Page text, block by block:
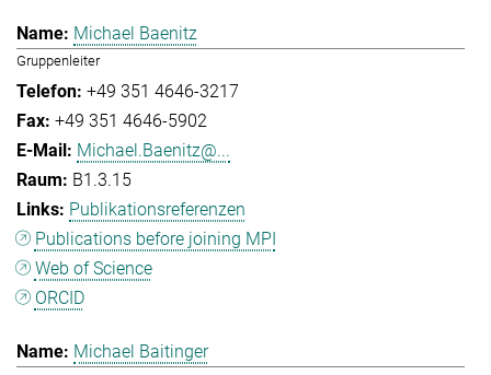
Michael Baenitz
Gruppenleiter
+49 351 4646-3217
+49 351 4646-5902
Michael.Baenitz@...
B1.3.15
Publikationsreferenzen
Publications before joining MPI
Web of Science
ORCID
Michael Baitinger